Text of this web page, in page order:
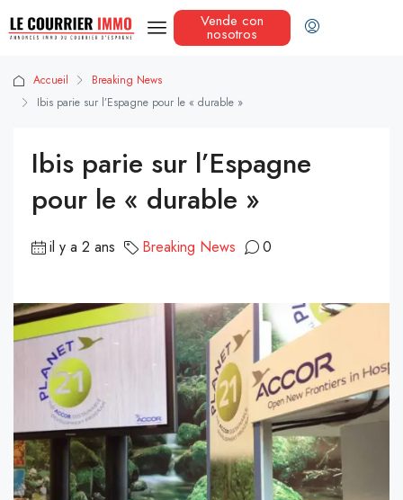
Vende con
nosotros
Accueil
Breaking News
Ibis parie sur l’Espagne pour le « durable »
Ibis parie sur l’Espagne
pour le « durable »
il y a 2 ans Breaking News 0